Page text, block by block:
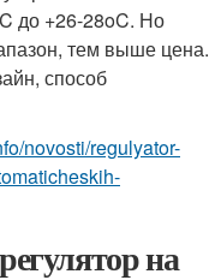
C до +26-28oC. Но
тем выше цена.
способ
novosti/regulyator-
на